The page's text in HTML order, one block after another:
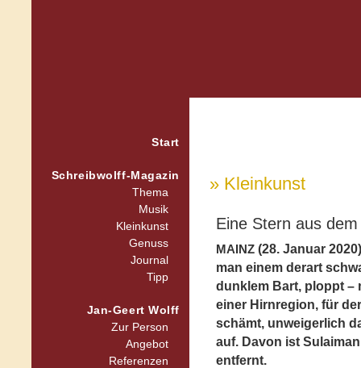
Start
Schreibwolff-Magazin
Thema
Musik
Kleinkunst
Genuss
Journal
Tipp
Jan-Geert Wolff
Zur Person
Angebot
Referenzen
» Kleinkunst
Eine Stern aus
MAINZ (28. Januar
man einem derart
dunklem Bart, ploppt –
einer Hirnregion, für
schämt, unweigerlich
auf. Davon ist
entfernt.